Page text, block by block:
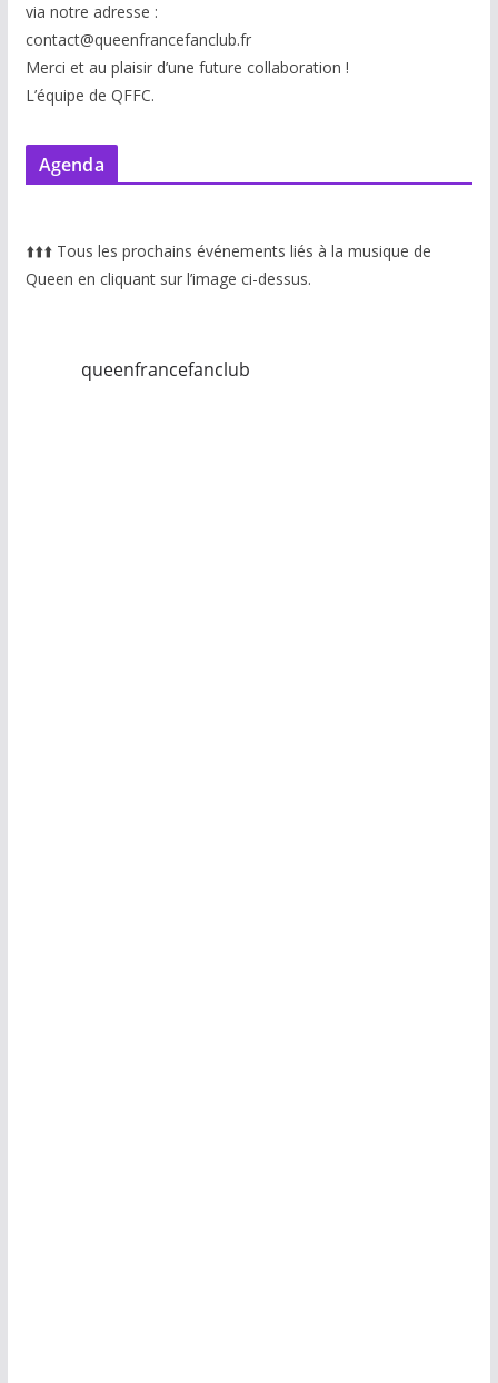
via notre adresse :
contact@queenfrancefanclub.fr
Merci et au plaisir d’une future collaboration !
L’équipe de QFFC.
Agenda
⬆️⬆️⬆️ Tous les prochains événements liés à la musique de
Queen en cliquant sur l’image ci-dessus.
queenfrancefanclub